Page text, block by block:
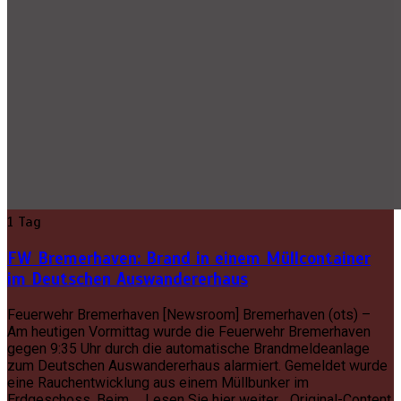
1 Tag
FW Bremerhaven: Brand in einem Müllcontainer
im Deutschen Auswandererhaus
Feuerwehr Bremerhaven [Newsroom] Bremerhaven (ots) –
Am heutigen Vormittag wurde die Feuerwehr Bremerhaven
gegen 9:35 Uhr durch die automatische Brandmeldeanlage
zum Deutschen Auswandererhaus alarmiert. Gemeldet wurde
eine Rauchentwicklung aus einem Müllbunker im